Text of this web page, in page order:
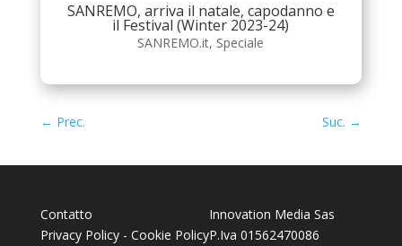
SANREMO, arriva il natale, capodanno e
il Festival (Winter 2023-24)
SANREMO.it, Speciale
← Prec. Suc. →
Contatto
Privacy Policy- Cookie Policy
Innovation Media Sas
P.Iva 01562470086